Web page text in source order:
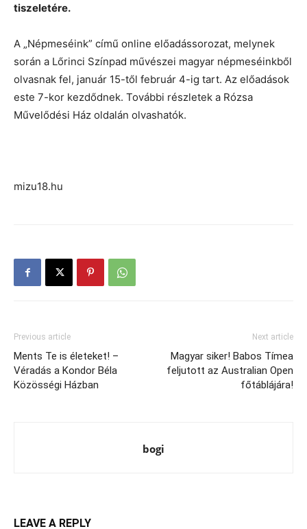
tiszeletére.
A „Népmeséink” című online előadássorozat, melynek
során a Lőrinci Színpad művészei magyar népmeséinkből
olvasnak fel, január 15-től február 4-ig tart. Az előadások
este 7-kor kezdődnek. További részletek a Rózsa
Művelődési Ház oldalán olvashatók.
mizu18.hu
Previous article
Ments Te is életeket! –
Véradás a Kondor Béla
Közösségi Házban
Next article
Magyar siker! Babos Tímea
feljutott az Australian Open
főtáblájára!
bogi
LEAVE A REPLY